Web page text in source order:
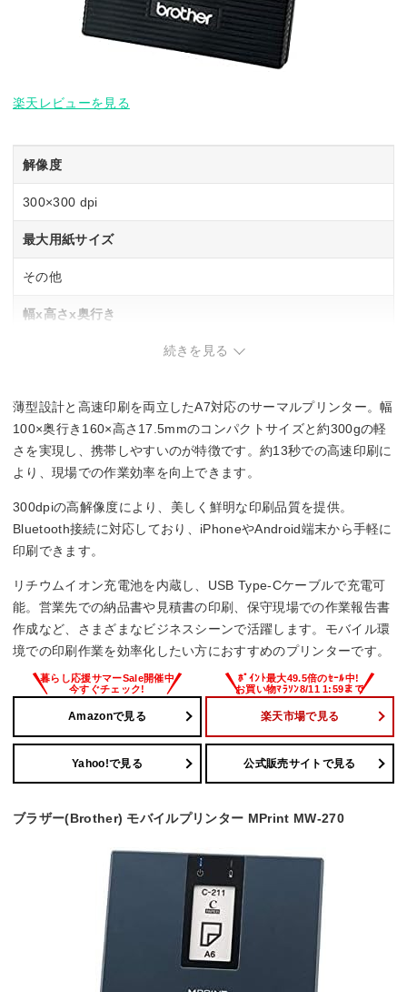
楽天レビューを見る
解像度
300×300 dpi
最大用紙サイズ
その他
幅x高さx奥行き
0.3 kg
続きを見る
薄型設計と高速印刷を両立したA7対応のサーマルプリンター。幅
100×奥行き160×高さ17.5mmのコンパクトサイズと約300gの軽
さを実現し、携帯しやすいのが特徴です。約13秒での高速印刷に
より、現場での作業効率を向上できます。
300dpiの高解像度により、美しく鮮明な印刷品質を提供。
Bluetooth接続に対応しており、iPhoneやAndroid端末から手軽に
印刷できます。
リチウムイオン充電池を内蔵し、USB Type-Cケーブルで充電可
能。営業先での納品書や見積書の印刷、保守現場での作業報告書
作成など、さまざまなビジネスシーンで活躍します。モバイル環
境での印刷作業を効率化したい方におすすめのプリンターです。
Amazonで見る 楽天市場で見る
Yahoo!で見る 公式販売サイトで見る
ブラザー(Brother) モバイルプリンター MPrint MW-270